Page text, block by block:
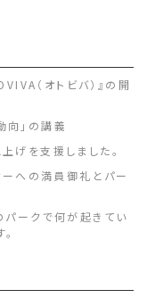
（オトビバ）』の開
」の講義
げを支援しました。
ーへの満員御礼とパー
パークで何が起きてい